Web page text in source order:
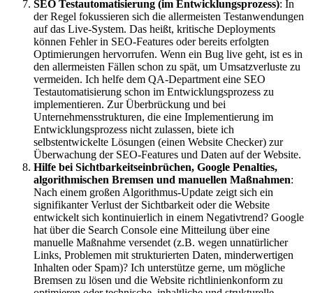
SEO Testautomatisierung (im Entwicklungsprozess): In
der Regel fokussieren sich die allermeisten Testanwendungen
auf das Live-System. Das heißt, kritische Deployments
können Fehler in SEO-Features oder bereits erfolgten
Optimierungen hervorrufen. Wenn ein Bug live geht, ist es in
den allermeisten Fällen schon zu spät, um Umsatzverluste zu
vermeiden. Ich helfe dem QA-Department eine SEO
Testautomatisierung schon im Entwicklungsprozess zu
implementieren. Zur Überbrückung und bei
Unternehmensstrukturen, die eine Implementierung im
Entwicklungsprozess nicht zulassen, biete ich
selbstentwickelte Lösungen (einen Website Checker) zur
Überwachung der SEO-Features und Daten auf der Website.
Hilfe bei Sichtbarkeitseinbrüchen, Google Penalties,
algorithmischen Bremsen und manuellen Maßnahmen:
Nach einem großen Algorithmus-Update zeigt sich ein
signifikanter Verlust der Sichtbarkeit oder die Website
entwickelt sich kontinuierlich in einem Negativtrend? Google
hat über die Search Console eine Mitteilung über eine
manuelle Maßnahme versendet (z.B. wegen unnatürlicher
Links, Problemen mit strukturierten Daten, minderwertigen
Inhalten oder Spam)? Ich unterstütze gerne, um mögliche
Bremsen zu lösen und die Website richtlinienkonform zu